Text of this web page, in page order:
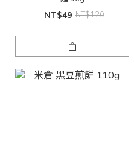
NT$49 NT$120